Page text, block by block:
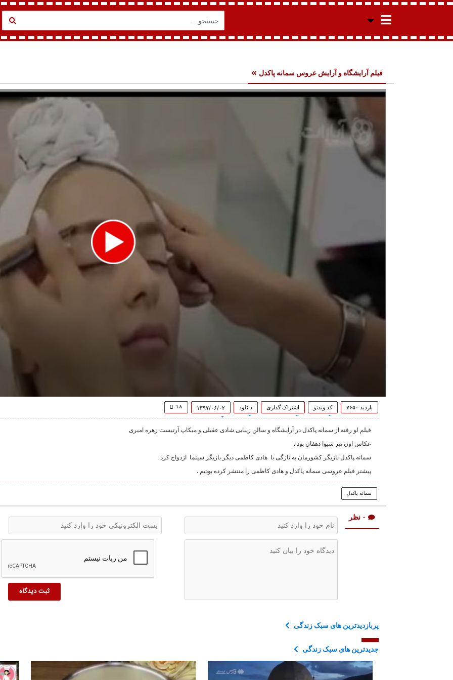
فیلم آرایشگاه و آرایش عروس سمانه پاکدل
بازدید ۷۶۵۰ کد ویدئو اشتراک گذاری دانلود ۱۳۹۷/۰۶/۰۲ ۱۸
فیلم لو رفته از سمانه پاکدل در آرایشگاه و سالن زیبایی شادی عقیلی و میکاپ آرتیست زهره امیری
عکاس اون نیز شیوا دهقان بود .
سمانه پاکدل بازیگر کشورمان به تازگی با هادی کاظمی دیگر بازیگر سینما ازدواج کرد .
پیشتر فیلم عروسی سمانه پاکدل و هادی کاظمی را منتشر کرده بودیم .
سمانه پاکدل
۰ نظر
پربازدیدترین های سبک زندگی
جدیدترین های سبک زندگی